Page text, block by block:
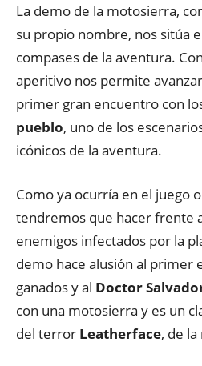
La demo de la motosierra,
su propio nombre, nos sitúa
compases de la aventura.
aperitivo nos permite
primer gran encuentro con
pueblo, uno de los
icónicos de la aventura.
Como ya ocurría en el juego
tendremos que hacer frente
enemigos infectados por la
demo hace alusión al primer
ganados y al Doctor
con una motosierra y es un
del terror Leatherface, de